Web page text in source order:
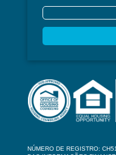
NÚMERO DE REGISTRO: